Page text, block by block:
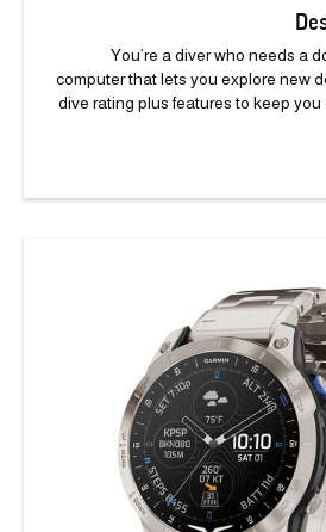
You’re a diver who needs a
computer that lets you explore new
dive rating plus features to keep